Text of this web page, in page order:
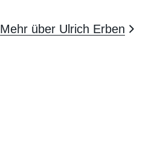
Mehr über Ulrich Erben